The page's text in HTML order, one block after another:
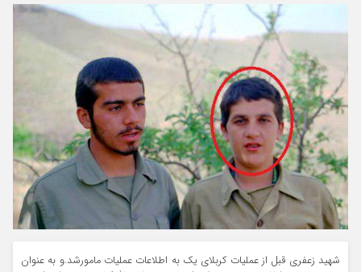
شهید زعفری قبل از عملیات کربلای یک به اطلاعات عملیات مامورشد.و به عنوان